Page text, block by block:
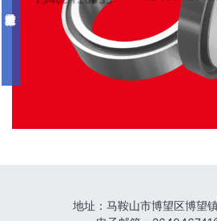
地址： 马鞍山市博望区博望